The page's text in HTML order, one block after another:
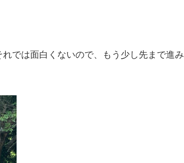
では面白くないので、もう少し先まで進み